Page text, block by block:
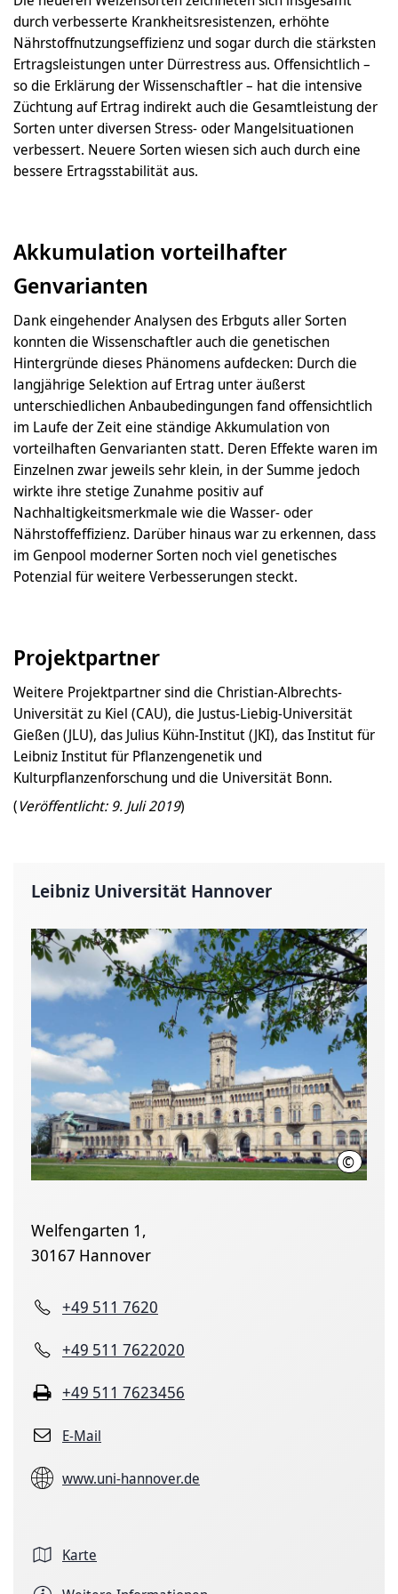
durch verbesserte Krankheitsresistenzen, erhöhte
Nährstoffnutzungseffizienz und sogar durch die stärksten
Ertragsleistungen unter Dürrestress aus. Offensichtlich –
so die Erklärung der Wissenschaftler – hat die intensive
Züchtung auf Ertrag indirekt auch die Gesamtleistung der
Sorten unter diversen Stress- oder Mangelsituationen
verbessert. Neuere Sorten wiesen sich auch durch eine
bessere Ertragsstabilität aus.
Akkumulation vorteilhafter
Genvarianten
Dank eingehender Analysen des Erbguts aller Sorten
konnten die Wissenschaftler auch die genetischen
Hintergründe dieses Phänomens aufdecken: Durch die
langjährige Selektion auf Ertrag unter äußerst
unterschiedlichen Anbaubedingungen fand offensichtlich
im Laufe der Zeit eine ständige Akkumulation von
vorteilhaften Genvarianten statt. Deren Effekte waren im
Einzelnen zwar jeweils sehr klein, in der Summe jedoch
wirkte ihre stetige Zunahme positiv auf
Nachhaltigkeitsmerkmale wie die Wasser- oder
Nährstoffeffizienz. Darüber hinaus war zu erkennen, dass
im Genpool moderner Sorten noch viel genetisches
Potenzial für weitere Verbesserungen steckt.
Projektpartner
Weitere Projektpartner sind die Christian-Albrechts-
Universität zu Kiel (CAU), die Justus-Liebig-Universität
Gießen (JLU), das Julius Kühn-Institut (JKI), das Institut für
Leibniz Institut für Pflanzengenetik und
Kulturpflanzenforschung und die Universität Bonn.
(Veröffentlicht: 9. Juli 2019)
Leibniz Universität Hannover
© Leibniz
Welfengarten 1,
30167 Hannover
+49 511 7620
+49 511 7622020
+49 511 7623456
E-Mail
www.uni-hannover.de
Karte